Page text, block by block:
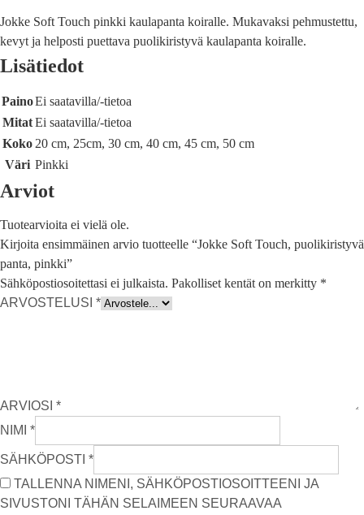
Jokke Soft Touch pinkki kaulapanta koiralle. Mukavaksi pehmustettu,
kevyt ja helposti puettava puolikiristyvä kaulapanta koiralle.
Lisätiedot
PainoEi saatavilla/-tietoa
MitatEi saatavilla/-tietoa
Koko 20 cm, 25cm, 30 cm, 40 cm, 45 cm, 50 cm
Väri Pinkki
Arviot
Tuotearvioita ei vielä ole.
Kirjoita ensimmäinen arvio tuotteelle “Jokke Soft Touch, puolikiristyvä
panta, pinkki”
Sähköpostiosoitettasi ei julkaista. Pakolliset kentät on merkitty *
ARVOSTELUSI *
ARVIOSI *
NIMI *
SÄHKÖPOSTI *
TALLENNA NIMENI, SÄHKÖPOSTIOSOITTEENI JA
SIVUSTONI TÄHÄN SELAIMEEN SEURAAVAA